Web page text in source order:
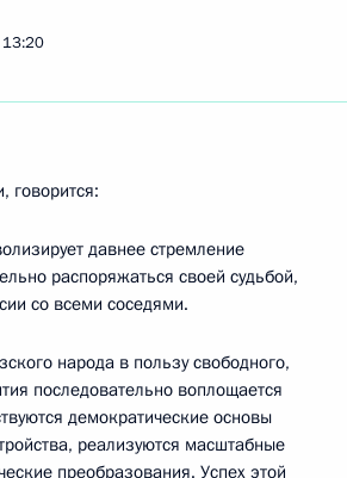
13:20
говорится:
давнее стремление
распоряжаться своей судьбой,
со всеми соседями.
народа в пользу свободного,
последовательно воплощается
демократические основы
реализуются масштабные
преобразования. Успех этой